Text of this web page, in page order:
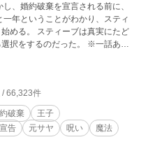
真実にたど
るのだった。 ※一話あた
ります。
/ 66,323件
破棄
王子
告 元サヤ 呪い 魔法